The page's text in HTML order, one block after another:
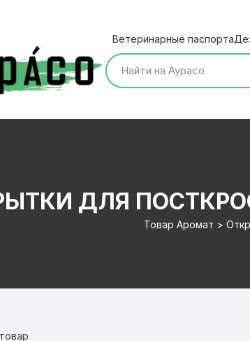
Ветеринарные паспорта
ДЛЯ
Товар Аромат >